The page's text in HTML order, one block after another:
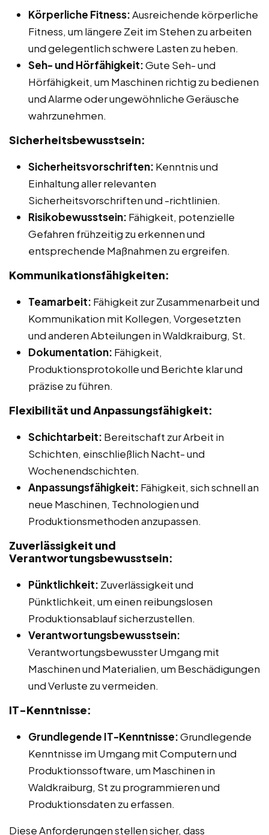
Körperliche Fitness:Ausreichende körperliche
Fitness, um längere Zeit im Stehen zu arbeiten
und gelegentlich schwere Lasten zu heben.
Seh- und Hörfähigkeit:Gute Seh- und
Hörfähigkeit, um Maschinen richtig zu bedienen
und Alarme oder ungewöhnliche Geräusche
wahrzunehmen.
Sicherheitsbewusstsein:
Sicherheitsvorschriften: Kenntnis und
Einhaltung aller relevanten
Sicherheitsvorschriften und -richtlinien.
Risikobewusstsein: Fähigkeit, potenzielle
Gefahren frühzeitig zu erkennen und
entsprechende Maßnahmen zu ergreifen.
Kommunikationsfähigkeiten:
Teamarbeit: Fähigkeit zur Zusammenarbeit und
Kommunikation mit Kollegen, Vorgesetzten
und anderen Abteilungen in Waldkraiburg, St.
Dokumentation: Fähigkeit,
Produktionsprotokolle und Berichte klar und
präzise zu führen.
Flexibilität und Anpassungsfähigkeit:
Schichtarbeit: Bereitschaft zur Arbeit in
Schichten, einschließlich Nacht- und
Wochenendschichten.
Anpassungsfähigkeit: Fähigkeit, sich schnell an
neue Maschinen, Technologien und
Produktionsmethoden anzupassen.
Zuverlässigkeit und
Verantwortungsbewusstsein:
Pünktlichkeit: Zuverlässigkeit und
Pünktlichkeit, um einen reibungslosen
Produktionsablauf sicherzustellen.
Verantwortungsbewusstsein:
Verantwortungsbewusster Umgang mit
Maschinen und Materialien, um Beschädigungen
und Verluste zu vermeiden.
IT-Kenntnisse:
Grundlegende IT-Kenntnisse:Grundlegende
Kenntnisse im Umgang mit Computern und
Produktionssoftware, um Maschinen in
Waldkraiburg, St zu programmieren und
Produktionsdaten zu erfassen.
Diese Anforderungen stellen sicher, dass